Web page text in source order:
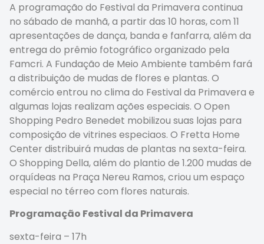
A programação do Festival da Primavera continua
no sábado de manhã, a partir das 10 horas, com 11
apresentações de dança, banda e fanfarra, além da
entrega do prêmio fotográfico organizado pela
Famcri. A Fundação de Meio Ambiente também fará
a distribuição de mudas de flores e plantas. O
comércio entrou no clima do Festival da Primavera e
algumas lojas realizam ações especiais. O Open
Shopping Pedro Benedet mobilizou suas lojas para
composição de vitrines especiaos. O Fretta Home
Center distribuirá mudas de plantas na sexta-feira.
O Shopping Della, além do plantio de 1.200 mudas de
orquídeas na Praça Nereu Ramos, criou um espaço
especial no térreo com flores naturais.
Programação Festival da Primavera
sexta-feira – 17h